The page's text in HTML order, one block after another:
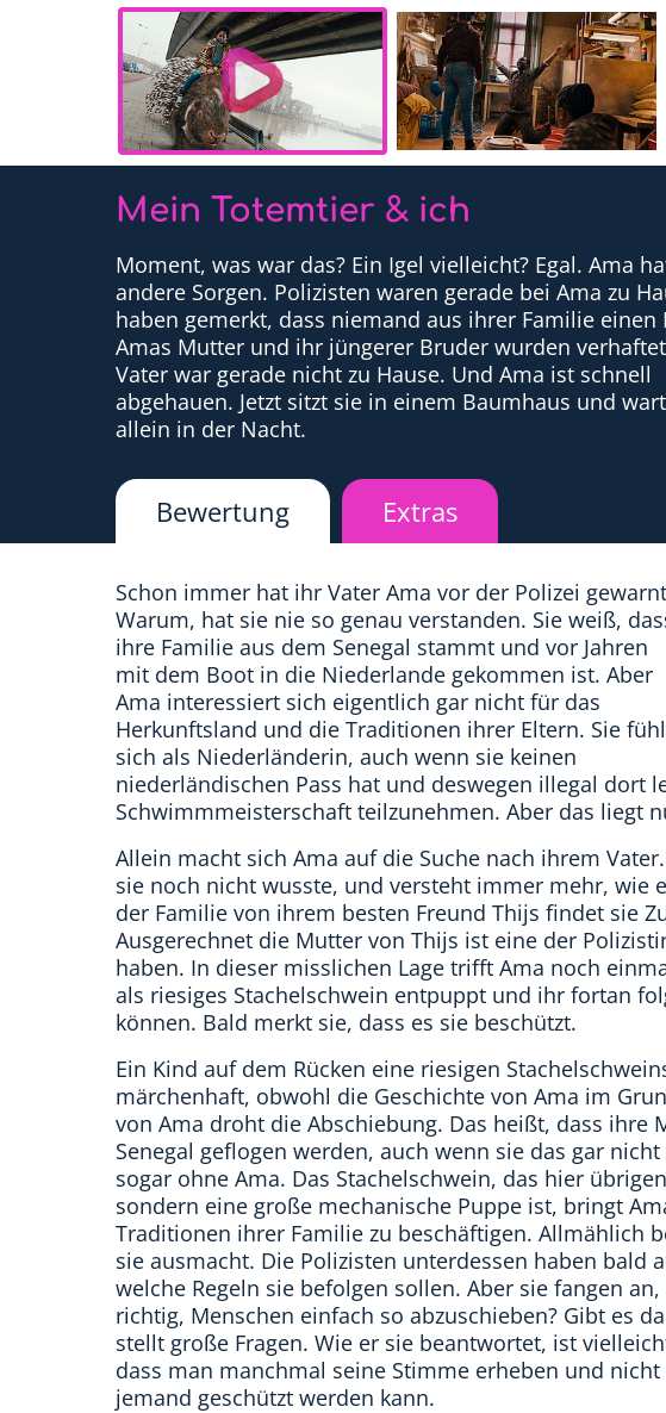
Mein Totemtier & ich
Moment, was war das? Ein Igel vielleicht? Egal. Ama
andere Sorgen. Polizisten waren gerade bei Ama zu
haben gemerkt, dass niemand aus ihrer Familie einen
Amas Mutter und ihr jüngerer Bruder wurden
Vater war gerade nicht zu Hause. Und Ama ist schnell
abgehauen. Jetzt sitzt sie in einem Baumhaus und
allein in der Nacht.
Bewertung Extras
Schon immer hat ihr Vater Ama vor der Polizei
Warum, hat sie nie so genau verstanden. Sie weiß,
ihre Familie aus dem Senegal stammt und vor Jahren
mit dem Boot in die Niederlande gekommen ist. Aber
Ama interessiert sich eigentlich gar nicht für das
Herkunftsland und die Traditionen ihrer Eltern. Sie
sich als Niederländerin, auch wenn sie keinen
niederländischen Pass hat und deswegen illegal dort
Schwimmmeisterschaft teilzunehmen. Aber das liegt
Allein macht sich Ama auf die Suche nach ihrem
sie noch nicht wusste, und versteht immer mehr, wie
der Familie von ihrem besten Freund Thijs findet sie
Ausgerechnet die Mutter von Thijs ist eine der
haben. In dieser misslichen Lage trifft Ama noch
als riesiges Stachelschwein entpuppt und ihr fortan
können. Bald merkt sie, dass es sie beschützt.
Ein Kind auf dem Rücken eine riesigen
märchenhaft, obwohl die Geschichte von Ama im
von Ama droht die Abschiebung. Das heißt, dass ihre
Senegal geflogen werden, auch wenn sie das gar
sogar ohne Ama. Das Stachelschwein, das hier
sondern eine große mechanische Puppe ist, bringt
Traditionen ihrer Familie zu beschäftigen. Allmählich
sie ausmacht. Die Polizisten unterdessen haben bald
welche Regeln sie befolgen sollen. Aber sie fangen
richtig, Menschen einfach so abzuschieben? Gibt es
stellt große Fragen. Wie er sie beantwortet, ist
dass man manchmal seine Stimme erheben und
jemand geschützt werden kann.